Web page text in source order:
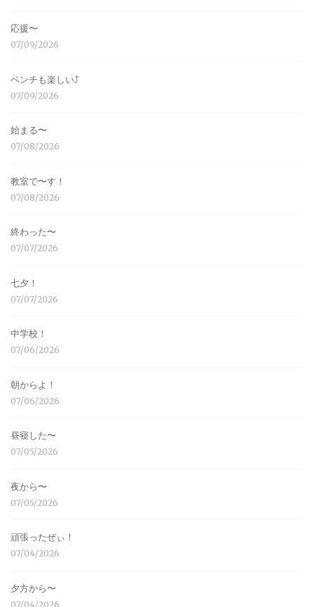
応援〜
07/09/2026
ベンチも楽しい⤴︎
07/09/2026
始まる〜
07/08/2026
教室で〜す！
07/08/2026
終わった〜
07/07/2026
七夕！
07/07/2026
中学校！
07/06/2026
朝からよ！
07/06/2026
昼寝した〜
07/05/2026
夜から〜
07/05/2026
頑張ったぜぃ！
07/04/2026
夕方から〜
07/04/2026